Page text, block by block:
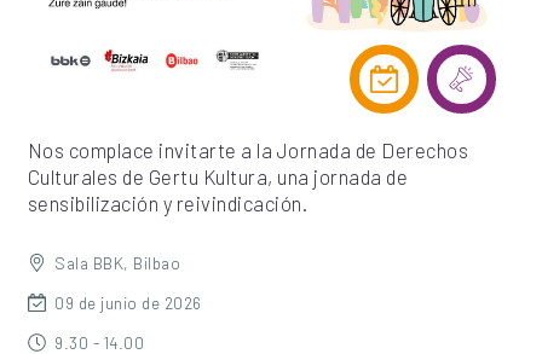
Nos complace invitarte a la Jornada de Derechos
Culturales de Gertu Kultura, una jornada de
sensibilización y reivindicación.
Sala BBK, Bilbao
09 de junio de 2026
9.30 - 14.00